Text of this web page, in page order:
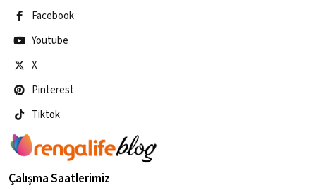
Facebook
Youtube
X
Pinterest
Tiktok
Çalışma Saatlerimiz